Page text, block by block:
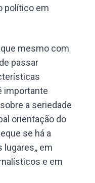
político em
mesmo com
passar
importante
a seriedade
orientação do
se há a
em
e em